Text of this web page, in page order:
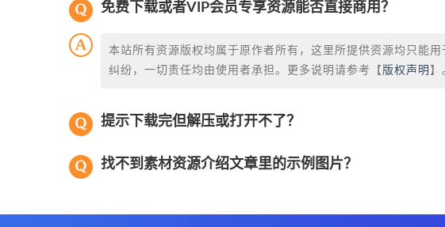
免费下载或者VIP会员专享资源能否直接商用？
本站所有资源版权均属于原作者所有，这里所提供资源均只能
纠纷，一切责任均由使用者承担。更多说明请参考【 版权声明 】
提示下载完但解压或打开不了？
找不到素材资源介绍文章里的示例图片？